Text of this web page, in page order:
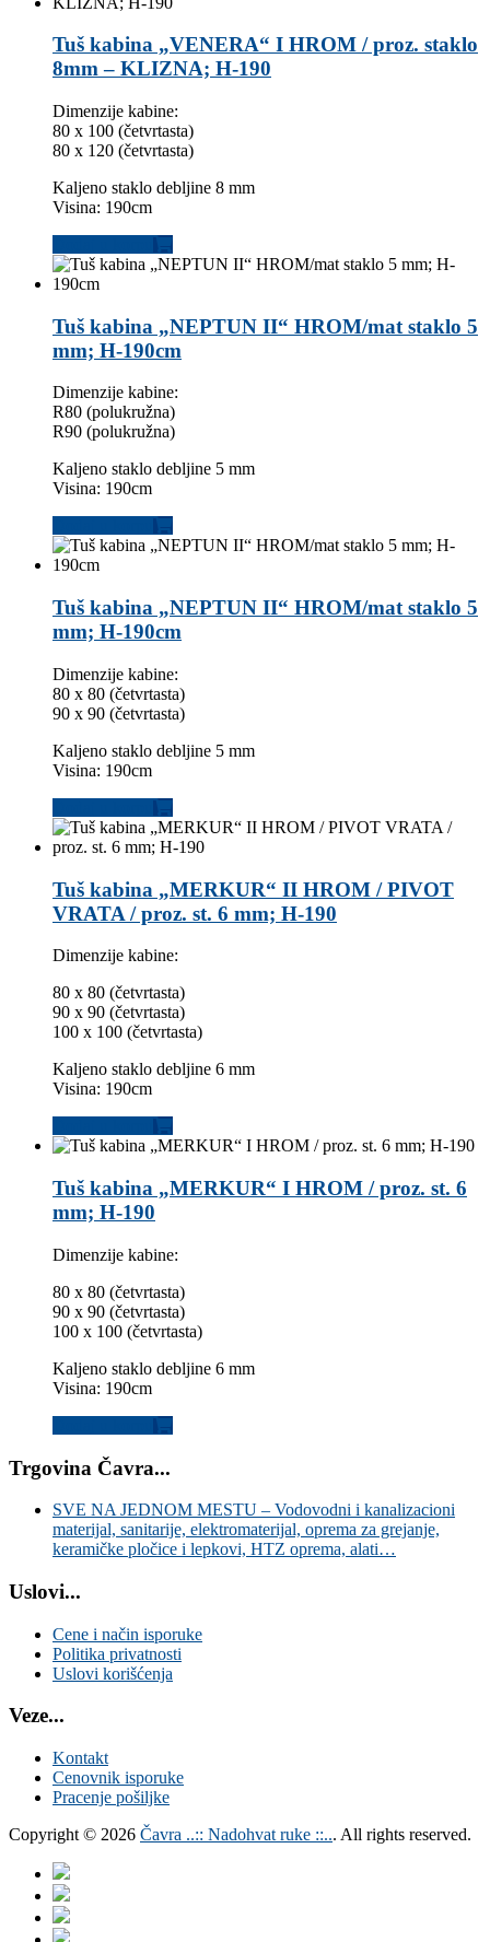
Tuš kabina „VENERA“ I HROM / proz. staklo
8mm – KLIZNA; H-190
Dimenzije kabine:
80 x 100 (četvrtasta)
80 x 120 (četvrtasta)
Kaljeno staklo debljine 8 mm
Visina: 190cm
Tuš kabina „NEPTUN II“ HROM/mat staklo 5
mm; H-190cm
Dimenzije kabine:
R80 (polukružna)
R90 (polukružna)
Kaljeno staklo debljine 5 mm
Visina: 190cm
Tuš kabina „NEPTUN II“ HROM/mat staklo 5
mm; H-190cm
Dimenzije kabine:
80 x 80 (četvrtasta)
90 x 90 (četvrtasta)
Kaljeno staklo debljine 5 mm
Visina: 190cm
Tuš kabina „MERKUR“ II HROM / PIVOT
VRATA / proz. st. 6 mm; H-190
Dimenzije kabine:
80 x 80 (četvrtasta)
90 x 90 (četvrtasta)
100 x 100 (četvrtasta)
Kaljeno staklo debljine 6 mm
Visina: 190cm
Tuš kabina „MERKUR“ I HROM / proz. st. 6
mm; H-190
Dimenzije kabine:
80 x 80 (četvrtasta)
90 x 90 (četvrtasta)
100 x 100 (četvrtasta)
Kaljeno staklo debljine 6 mm
Visina: 190cm
Trgovina Čavra...
SVE NA JEDNOM MESTU – Vodovodni i kanalizacioni
materijal, sanitarije, elektromaterijal, oprema za grejanje,
keramičke pločice i lepkovi, HTZ oprema, alati…
Uslovi...
Cene i način isporuke
Politika privatnosti
Uslovi korišćenja
Veze...
Kontakt
Cenovnik isporuke
Pracenje pošiljke
Copyright © 2026 Čavra ..:: Nadohvat ruke ::... All rights reserved.